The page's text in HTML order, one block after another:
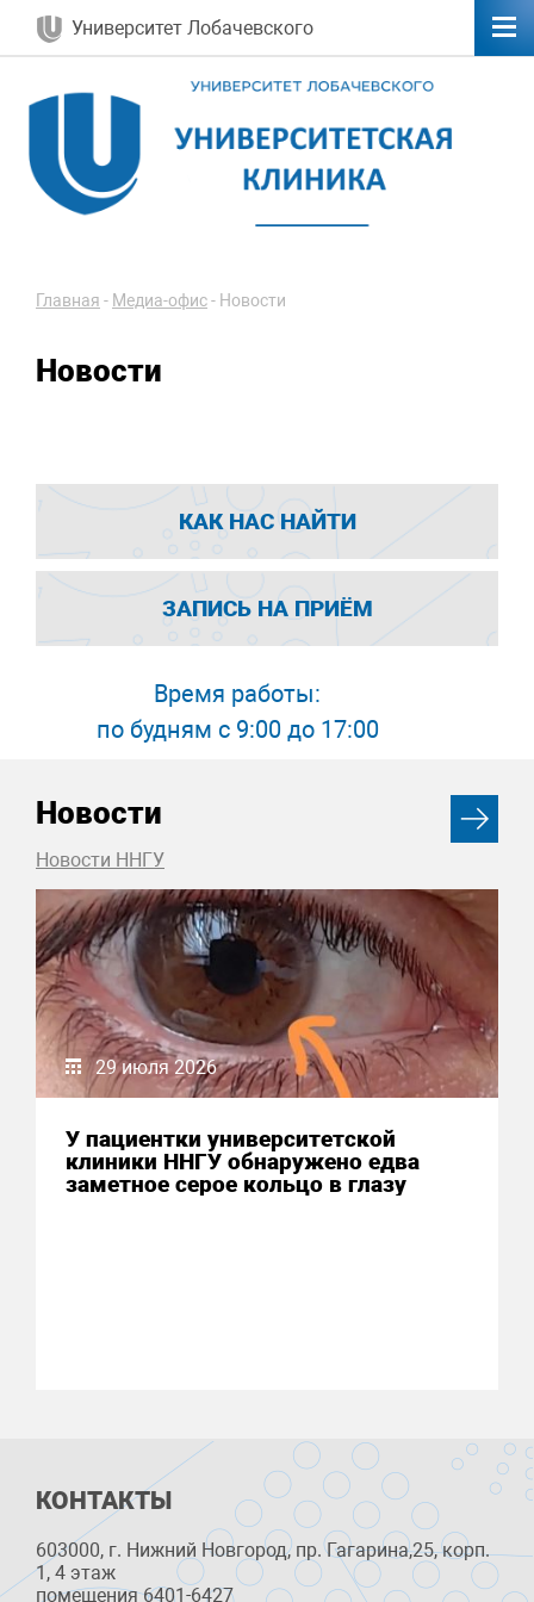
Университет Лобачевского
Главная - Медиа-офис- Новости
Новости
КАК НАС НАЙТИ
ЗАПИСЬ НА ПРИЁМ
Время работы:
по будням с 9:00 до 17:00
Новости
Новости ННГУ
29 июля 2026
У пациентки университетской
клиники ННГУ обнаружено едва
заметное серое кольцо в глазу
КОНТАКТЫ
603000, г. Нижний Новгород, пр. Гагарина,25, корп.
1, 4 этаж
помещения 6401-6427